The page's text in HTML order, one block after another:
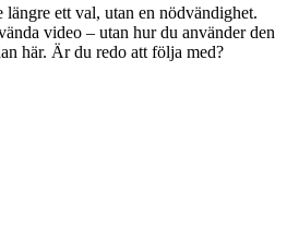
ett val, utan en nödvändighet.
video – utan hur du använder den
här. Är du redo att följa med?